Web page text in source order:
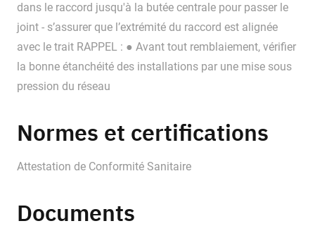
dans le raccord jusqu'à la butée centrale pour passer le
joint - s’assurer que l’extrémité du raccord est alignée
avec le trait RAPPEL : ● Avant tout remblaiement, vérifier
la bonne étanchéité des installations par une mise sous
pression du réseau
Normes et certifications
Attestation de Conformité Sanitaire
Documents